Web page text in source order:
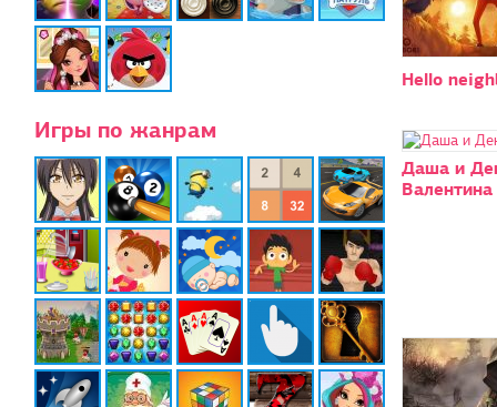
Игры по жанрам
Hello
Даша и
Валентина